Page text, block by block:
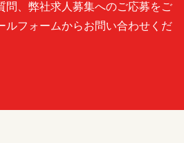
問、弊社求人募集へのご応募をご
ルフォームからお問い合わせくだ